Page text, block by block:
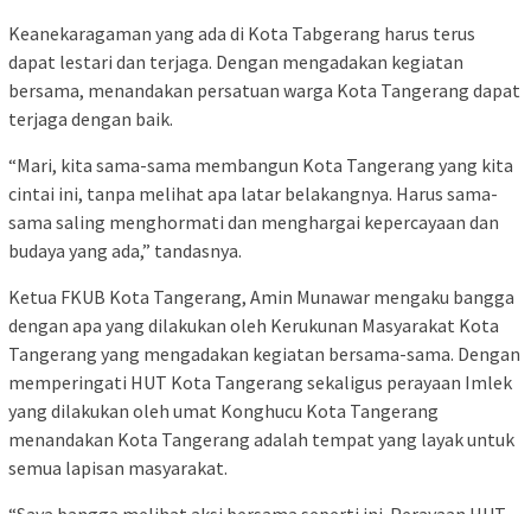
Keanekaragaman yang ada di Kota Tabgerang harus terus
dapat lestari dan terjaga. Dengan mengadakan kegiatan
bersama, menandakan persatuan warga Kota Tangerang dapat
terjaga dengan baik.
“Mari, kita sama-sama membangun Kota Tangerang yang kita
cintai ini, tanpa melihat apa latar belakangnya. Harus sama-
sama saling menghormati dan menghargai kepercayaan dan
budaya yang ada,” tandasnya.
Ketua FKUB Kota Tangerang, Amin Munawar mengaku bangga
dengan apa yang dilakukan oleh Kerukunan Masyarakat Kota
Tangerang yang mengadakan kegiatan bersama-sama. Dengan
memperingati HUT Kota Tangerang sekaligus perayaan Imlek
yang dilakukan oleh umat Konghucu Kota Tangerang
menandakan Kota Tangerang adalah tempat yang layak untuk
semua lapisan masyarakat.